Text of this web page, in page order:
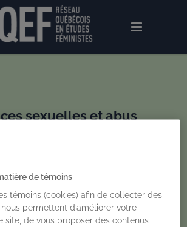
sexuelles et abus
| Regards croisés
juin 2026
de témoins
témoins (cookies) afin de collecter des
permettent d’améliorer votre
site, de vous proposer des contenus